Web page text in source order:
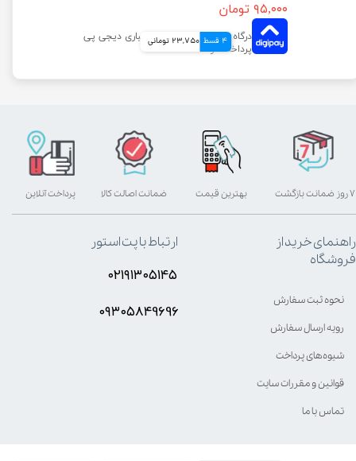
۹۵,۰۰۰ تومان
4 قسط 23,750 تومانی
بهترین قیمت پرداخت آنلاین ۷ روز ضمانت بازگشت ضمانت اصالت کالا
راهنمای خرید از
فروشگاه
نحوه ثبت سفارش
رویه ارسال سفارش
شیوه‌های پرداخت
قوانین و مقررات سایت
تماس با ما
ارتباط با پت استور
۰۲۱۹۱۳۰۵۱۴۵
۰۹۳۰۵8۴9696